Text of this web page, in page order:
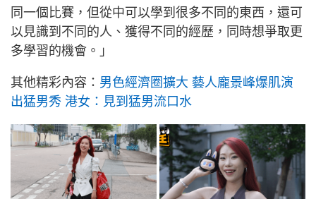
同一個比賽，但從中可以學到很多不同的東西，還可
以見識到不同的人、獲得不同的經歷，同時想爭取更
多學習的機會。」
其他精彩內容： 男色經濟圈擴大 藝人龐景峰爆肌演
出猛男秀 港女：見到猛男流口水